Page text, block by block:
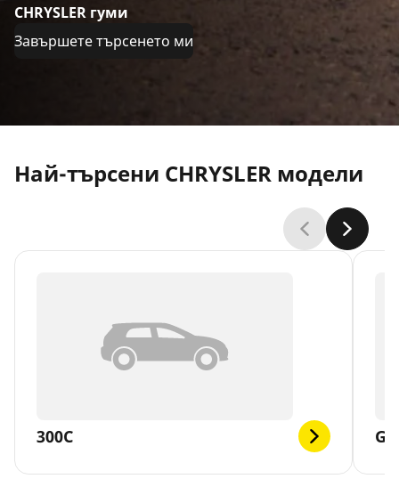
CHRYSLER гуми
Завършете търсенето ми
Най-търсени CHRYSLER модели
300C